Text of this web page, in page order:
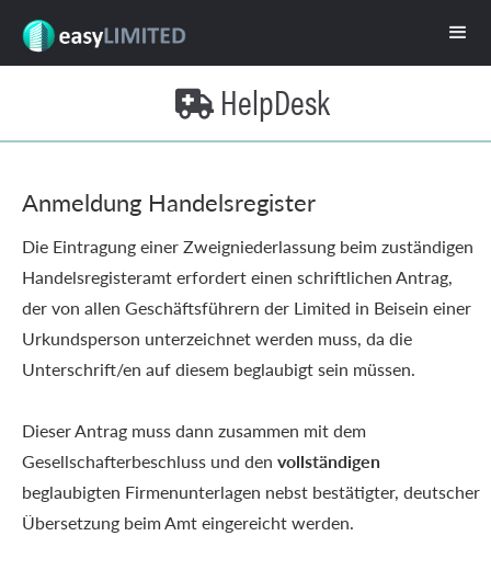
HelpDesk
Anmeldung Handelsregister
Die Eintragung einer Zweigniederlassung beim zuständigen
Handelsregisteramt erfordert einen schriftlichen Antrag,
der von allen Geschäftsführern der Limited in Beisein einer
Urkundsperson unterzeichnet werden muss, da die
Unterschrift/en auf diesem beglaubigt sein müssen.
Dieser Antrag muss dann zusammen mit dem
Gesellschafterbeschluss und den vollständigen
beglaubigten Firmenunterlagen nebst bestätigter, deutscher
Übersetzung beim Amt eingereicht werden.